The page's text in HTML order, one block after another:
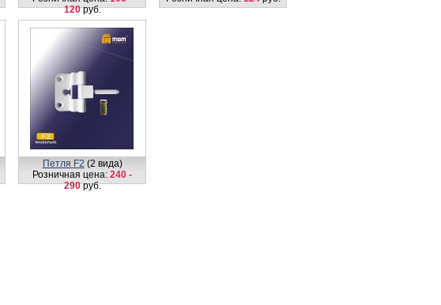
120руб.
Петля F2 (2 вида)
Розничная цена: 240 -
290руб.